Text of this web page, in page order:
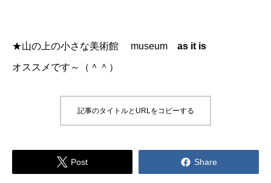
★山の上の小さな美術館 museum as it is
オススメです～（＾＾）
記事のタイトルとURLをコピーする
 Post  Share